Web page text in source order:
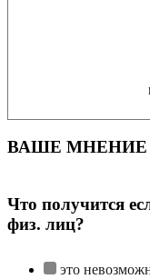
ВАШЕ МНЕНИЕ
Что получится
физ. лиц?
это